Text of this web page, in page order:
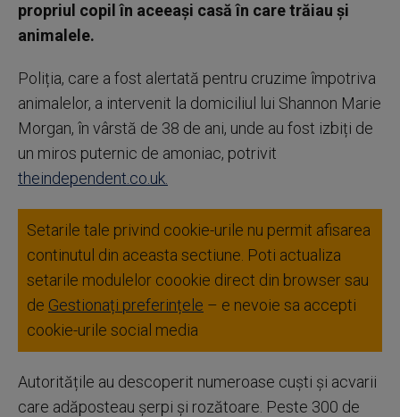
propriul copil în aceeași casă în care trăiau și
animalele.
Poliția, care a fost alertată pentru cruzime împotriva
animalelor, a intervenit la domiciliul lui Shannon Marie
Morgan, în vârstă de 38 de ani, unde au fost izbiți de
un miros puternic de amoniac, potrivit
theindependent.co.uk.
Setarile tale privind cookie-urile nu permit afisarea
continutul din aceasta sectiune. Poti actualiza
setarile modulelor coookie direct din browser sau
de Gestionați preferințele – e nevoie sa accepti
cookie-urile social media
Autoritățile au descoperit numeroase cuști și acvarii
care adăposteau șerpi și rozătoare. Peste 300 de